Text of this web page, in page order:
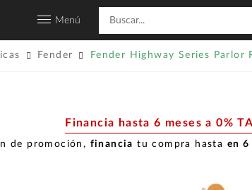
Menú
Fender Fender Highway Series Parlor
Financia hasta 6 meses a 0%
de promoción, financia tu compra hasta en 6